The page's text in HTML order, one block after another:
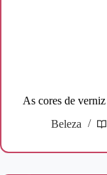
As cores de
Beleza